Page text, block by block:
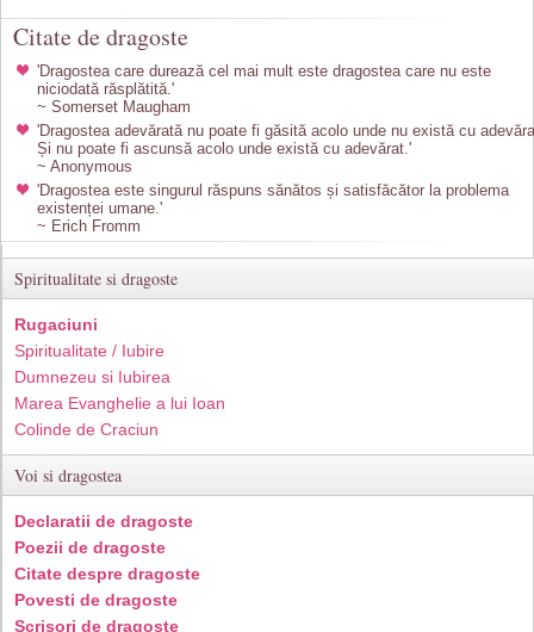
Citate de dragoste
'Dragostea care durează cel mai mult este dragostea care nu este
niciodată răsplătită.'
~ Somerset Maugham
'Dragostea adevărată nu poate fi găsită acolo unde nu există cu
Și nu poate fi ascunsă acolo unde există cu adevărat.'
~ Anonymous
'Dragostea este singurul răspuns sănătos și satisfăcător la problema
existenței umane.'
~ Erich Fromm
Spiritualitate si dragoste
Rugaciuni
Spiritualitate / Iubire
Dumnezeu si Iubirea
Marea Evanghelie a lui Ioan
Colinde de Craciun
Voi si dragostea
Declaratii de dragoste
Poezii de dragoste
Citate despre dragoste
Povesti de dragoste
Scrisori de dragoste